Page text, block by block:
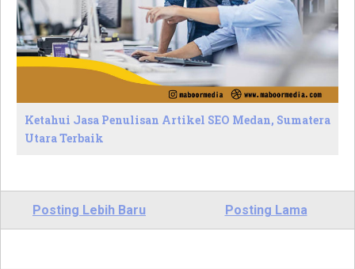
Ketahui Jasa Penulisan Artikel SEO Medan, Sumatera
Utara Terbaik
Posting Lebih Baru Posting Lama